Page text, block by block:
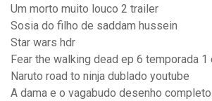
Um morto muito louco 2 trailer
Sosia do filho de saddam hussein
Star wars hdr
Fear the walking dead ep 6 temporada 1
Naruto road to ninja dublado youtube
A dama e o vagabudo desenho completo